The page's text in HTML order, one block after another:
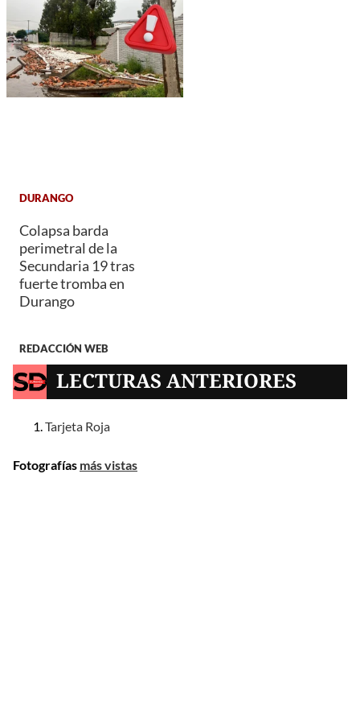
DURANGO
Colapsa barda
perimetral de la
Secundaria 19 tras
fuerte tromba en
Durango
REDACCIÓN WEB
LECTURAS ANTERIORES
Tarjeta Roja
Fotografías más vistas